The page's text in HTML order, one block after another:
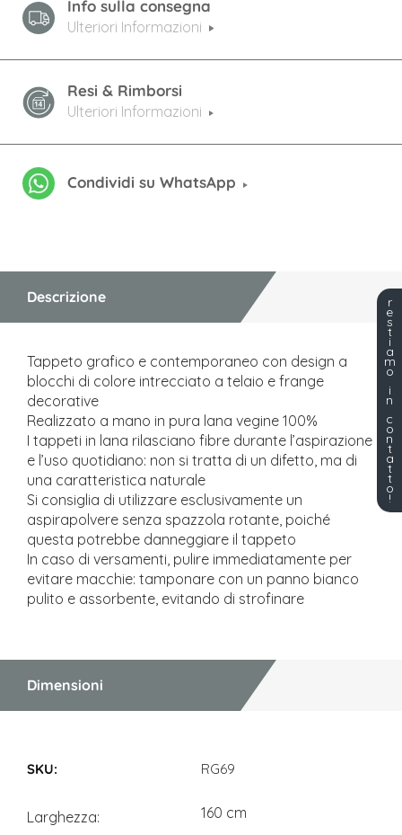
Info sulla consegna
Ulteriori Informazioni
Resi & Rimborsi
Ulteriori Informazioni
Condividi su WhatsApp
Descrizione
Tappeto grafico e contemporaneo con design a
blocchi di colore intrecciato a telaio e frange
decorative
Realizzato a mano in pura lana vegine 100%
I tappeti in lana rilasciano fibre durante l’aspirazione
e l’uso quotidiano: non si tratta di un difetto, ma di
una caratteristica naturale
Si consiglia di utilizzare esclusivamente un
aspirapolvere senza spazzola rotante, poiché
questa potrebbe danneggiare il tappeto
In caso di versamenti, pulire immediatamente per
evitare macchie: tamponare con un panno bianco
pulito e assorbente, evitando di strofinare
Dimensioni
RG69
Larghezza
160 cm
r
e
s
t
i
a
m
o
i
n
c
o
n
t
a
t
t
o
!